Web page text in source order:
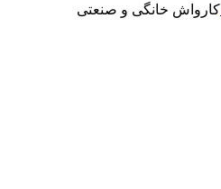
کارواش خانگی و صنعتی